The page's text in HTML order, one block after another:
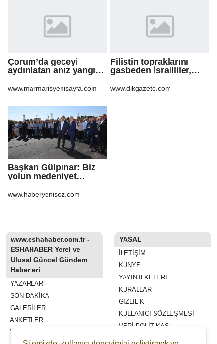
Çorum’da geceyi
aydınlatan anız yangını
www.marmarisyenisayfa.com
Filistin topraklarını
gasbeden İsrailliler,
Şeria’daki saldırılarını
www.dikgazete.com
Başkan Gülpınar: Biz
yolun medeniyet
www.haberyenisoz.com
www.eshahaber.com.tr -
ESHAHABER Yerel ve
Ulusal Güncel Gündem
Haberleri
YAZARLAR
SON DAKİKA
GALERİLER
ANKETLER
WİKİ
YASAL
İLETIŞIM
KÜNYE
YAYIN İLKELERI
KURALLAR
GIZLILIK
KULLANICI SÖZLEŞMESI
VERI POLITIKASI